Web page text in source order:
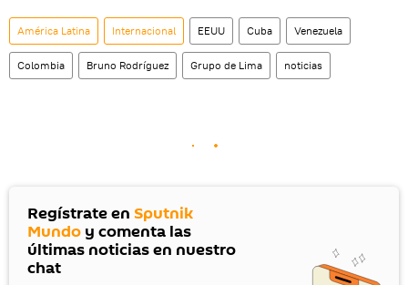
América Latina Internacional EEUU Cuba Venezuela
Colombia Bruno Rodríguez Grupo de Lima noticias
Regístrate en Sputnik
Mundo y comenta las
últimas noticias en nuestro
chat